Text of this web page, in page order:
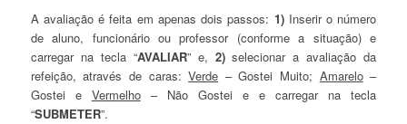
A avaliação é feita em apenas dois passos: 1)Inserir o número
de aluno, funcionário ou professor (conforme a situação) e
carregar na tecla “AVALIAR” e, 2)selecionar a avaliação da
refeição, através de caras:Verde – Gostei Muito; Amarelo–
Gostei e Vermelho– Não Gostei e e carregar na tecla
“SUBMETER”.